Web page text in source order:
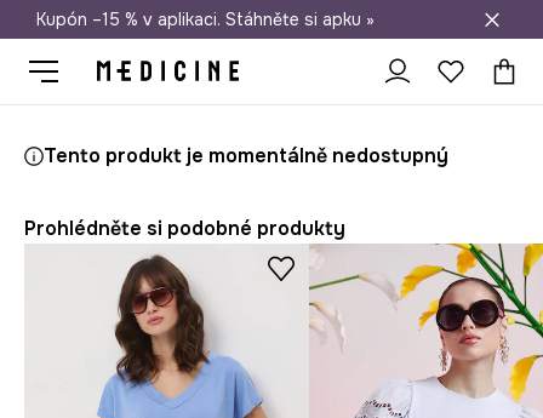
Doprava zdarma při nákupu nad 1 200 Kč
Kupón –15 % v aplikaci. Stáhněte si apku »
Tento produkt je momentálně nedostupný
Prohlédněte si podobné produkty